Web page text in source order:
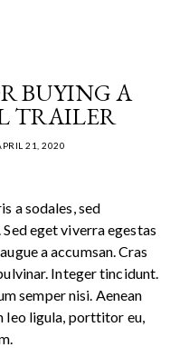
BUYING A
TRAILER
21, 2020
a sodales, sed
eget viverra egestas
a accumsan. Cras
Integer tincidunt.
semper nisi. Aenean
leo ligula, porttitor eu,